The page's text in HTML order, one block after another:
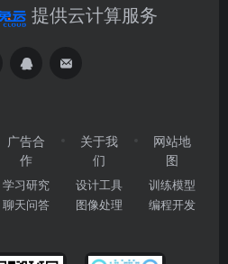
提供云计算服务
广告合
作
学习研究
聊天问答
关于我
们
设计工具
图像处理
网站地
图
训练模型
编程开发